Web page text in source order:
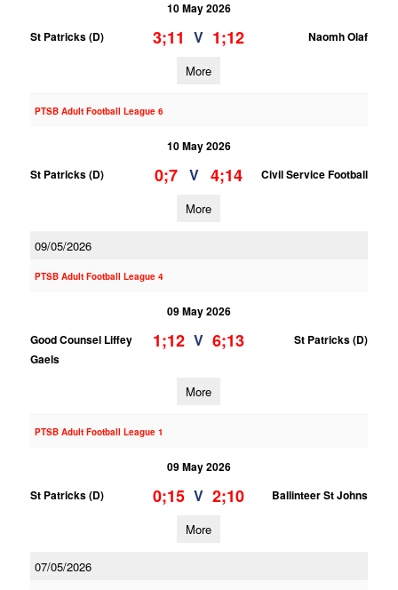
10 May 2026
St Patricks (D)
3;11 V 1;12 Naomh Olaf
More
PTSB Adult Football League 6
10 May 2026
St Patricks (D)
0;7 V 4;14 Civil Service Football
More
09/05/2026
PTSB Adult Football League 4
09 May 2026
Good Counsel Liffey
Gaels
1;12 V 6;13 St Patricks (D)
More
PTSB Adult Football League 1
09 May 2026
St Patricks (D)
0;15 V 2;10 Ballinteer St Johns
More
07/05/2026